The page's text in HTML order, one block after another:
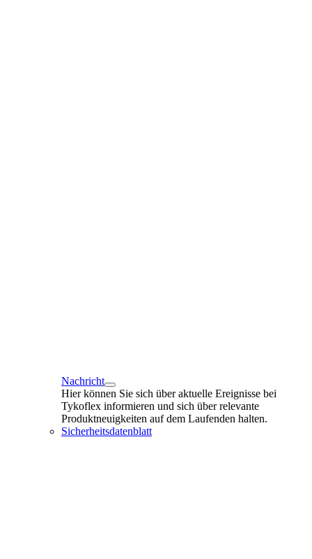
Nachricht
Hier können Sie sich über aktuelle Ereignisse bei
Tykoflex informieren und sich über relevante
Produktneuigkeiten auf dem Laufenden halten.
Sicherheitsdatenblatt